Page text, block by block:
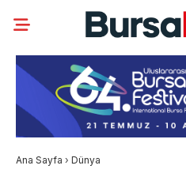
Ana Sayfa › Dünya